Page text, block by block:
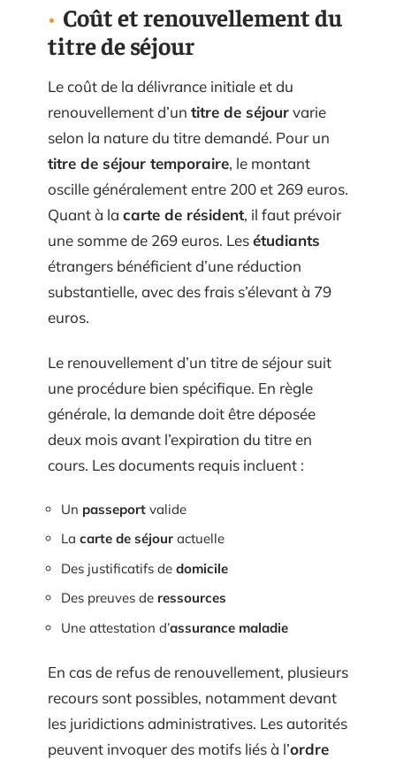
Coût et renouvellement du
titre de séjour
Le coût de la délivrance initiale et du
renouvellement d’un titre de séjourvarie
selon la nature du titre demandé. Pour un
titre de séjour temporaire, le montant
oscille généralement entre 200 et 269 euros.
Quant à la carte de résident, il faut prévoir
une somme de 269 euros. Lesétudiants
étrangers bénéficient d’une réduction
substantielle, avec des frais s’élevant à 79
euros.
Le renouvellement d’un titre de séjour suit
une procédure bien spécifique. En règle
générale, la demande doit être déposée
deux mois avant l’expiration du titre en
cours. Les documents requis incluent :
Un passeport valide
La carte de séjour actuelle
Des justificatifs de domicile
Des preuves de ressources
Une attestation d’assurance maladie
En cas de refus de renouvellement, plusieurs
recours sont possibles, notamment devant
les juridictions administratives. Les autorités
peuvent invoquer des motifs liés à l’ordre